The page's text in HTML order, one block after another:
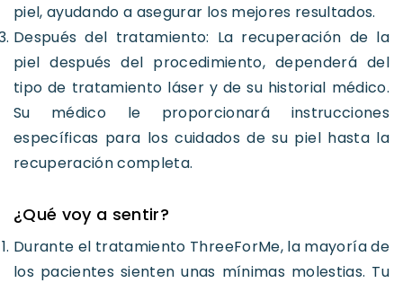
piel, ayudando a asegurar los mejores resultados.
Después del tratamiento: La recuperación de la
piel después del procedimiento, dependerá del
tipo de tratamiento láser y de su historial médico.
Su médico le proporcionará instrucciones
específicas para los cuidados de su piel hasta la
recuperación completa.
¿Qué voy a sentir?
Durante el tratamiento ThreeForMe, la mayoría de
los pacientes sienten unas mínimas molestias. Tu